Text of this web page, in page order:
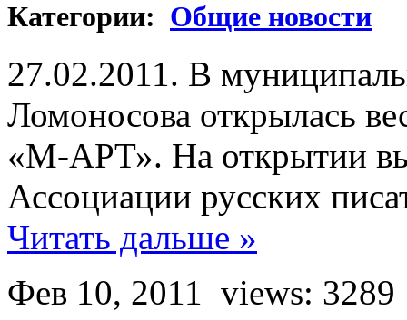
Категории: Общие новости
27.02.2011. В
Ломоносова открылась
«М-АРТ». На открытии
Ассоциации русских
Читать дальше »
Фев 10, 2011 views: 3289